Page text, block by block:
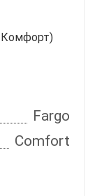
Комфорт)
Fargo
Comfort